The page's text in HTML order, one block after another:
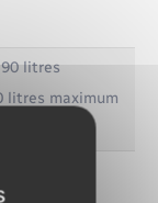
90 litres
litres maximum